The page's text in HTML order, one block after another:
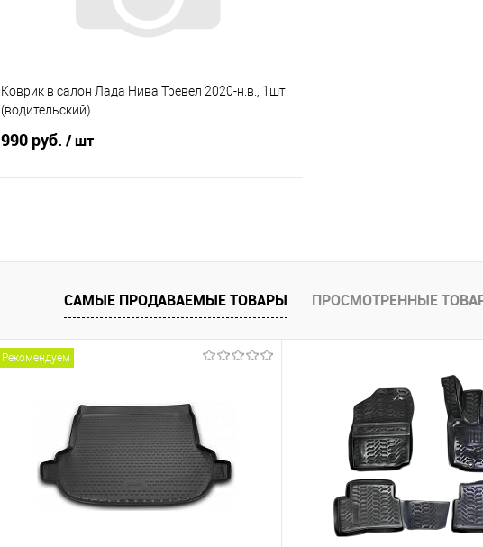
Коврик в салон Лада Нива Тревел 2020-н.в., 1шт.
(водительский)
990 руб. / шт
Купить в 1 клик
Сравнение
В избранное
Под заказ
САМЫЕ ПРОДАВАЕМЫЕ ТОВАРЫ ПРОСМОТРЕННЫЕ
Рекомендуем